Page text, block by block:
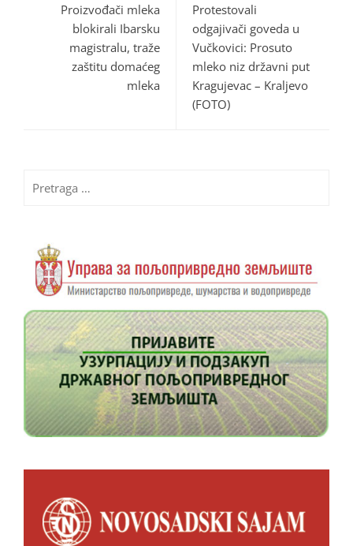
Proizvođači mleka
blokirali Ibarsku
magistralu, traže
zaštitu domaćeg
mleka
Protestovali
odgajivači goveda u
Vučkovici: Prosuto
mleko niz državni put
Kragujevac – Kraljevo
(FOTO)
za: